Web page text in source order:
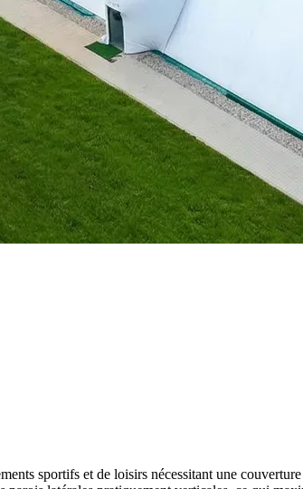
sportifs et de loisirs nécessitant une